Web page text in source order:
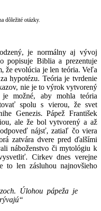
dôležité otázky.
je normálny aj vývoj
popisuje Biblia a prezentuje
že evolúcia je len teória. Veľa
hypotézu. Teória je tvrdenie
nie je to výrok vytvorený
možné, aby mohla teória
spolu s vierou, že svet
Genezis. Pápež František
ale že bol vytvorený a až
nájsť, zatiaľ čo viera
zatvára dvere pred ďalšími
náboženstvo či mytológiu k
Cirkev dnes verejne
to len zásluhou najnovšieho
Úlohou pápeža je